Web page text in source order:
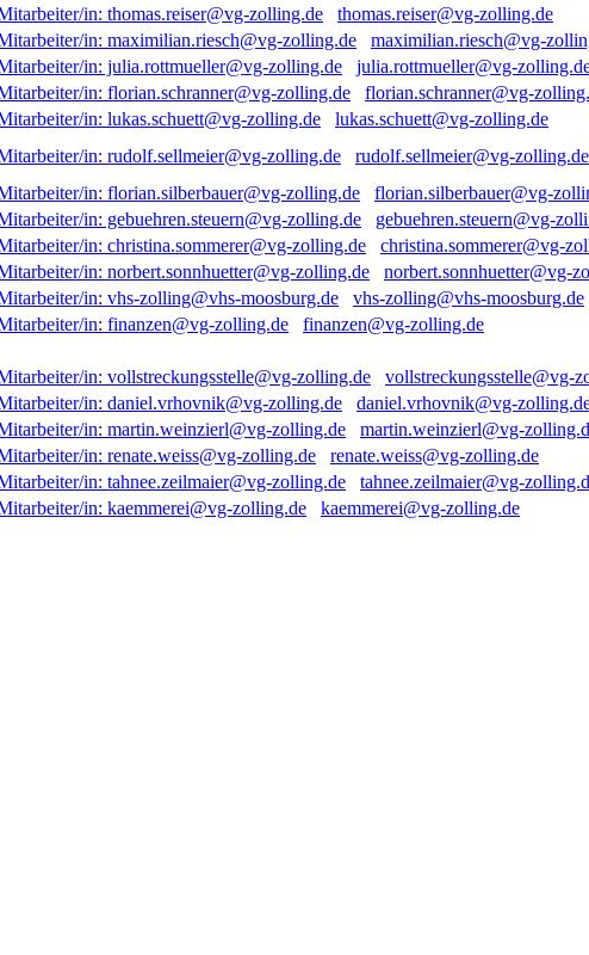
thomas.reiser@vg-zolling.de
maximilian.riesch@vg-
julia.rottmueller@vg-
florian.schranner@vg-
lukas.schuett@vg-zolling.de
rudolf.sellmeier@vg-zolling.de
florian.silberbauer@vg-
gebuehren.steuern@vg-
christina.sommerer@vg-
norbert.sonnhuetter@vg-
vhs-zolling@vhs-moosburg.de
finanzen@vg-zolling.de
vollstreckungsstelle@vg-
daniel.vrhovnik@vg-
martin.weinzierl@vg-
renate.weiss@vg-zolling.de
tahnee.zeilmaier@vg-
kaemmerei@vg-zolling.de